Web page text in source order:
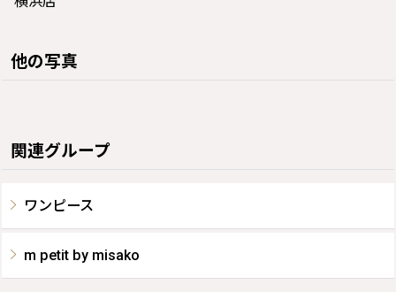
他の写真
関連グループ
ワンピース
m petit by misako